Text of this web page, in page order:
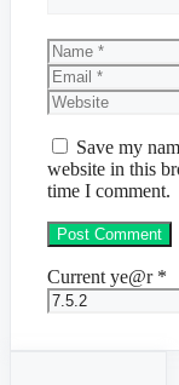
Name
Email
Website
Save my
website in this
time I comment.
Current ye@r *